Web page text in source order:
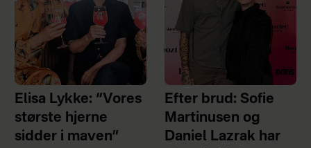
Elisa Lykke: “Vores
største hjerne
sidder i maven”
Efter brud: Sofie
Martinusen og
Daniel Lazrak har